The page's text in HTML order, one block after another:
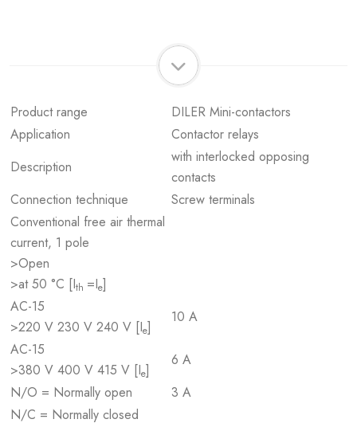
Product range
DILER Mini-contactors
Application
Contactor relays
Description
with interlocked opposing
contacts
Connection technique
Screw terminals
Conventional free air thermal
current, 1 pole
>Open
>at 50 °C [Ith =Ie]
AC-15
>220 V 230 V 240 V [Ie]
10 A
AC-15
>380 V 400 V 415 V [Ie]
6 A
N/O = Normally open
3 A
N/C = Normally closed